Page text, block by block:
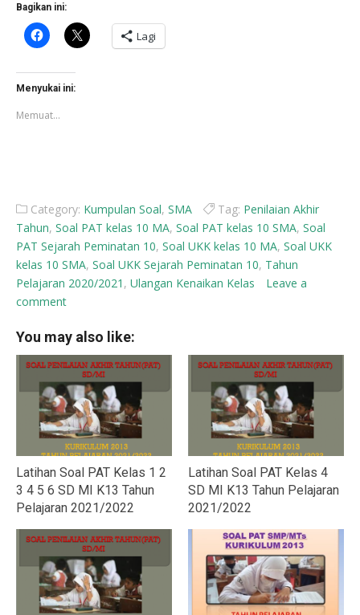
Bagikan ini:
Klik
untuk
Facebook(Membuka
di
jendela
baru)
Klik
untuk
berbagi
Lagi
Menyukai ini:
Memuat...
Category: Kumpulan Soal, SMA Tag: Penilaian Akhir
Tahun, Soal PAT kelas 10 MA, Soal PAT kelas 10 SMA, Soal
PAT Sejarah Peminatan 10, Soal UKK kelas 10 MA, Soal UKK
kelas 10 SMA, Soal UKK Sejarah Peminatan 10, Tahun
Pelajaran 2020/2021 , Ulangan Kenaikan Kelas
Leave a
comment
You may also like:
Latihan Soal PAT Kelas 1 2
3 4 5 6 SD MI K13 Tahun
Pelajaran 2021/2022
Latihan Soal PAT Kelas 4
SD MI K13 Tahun Pelajaran
2021/2022